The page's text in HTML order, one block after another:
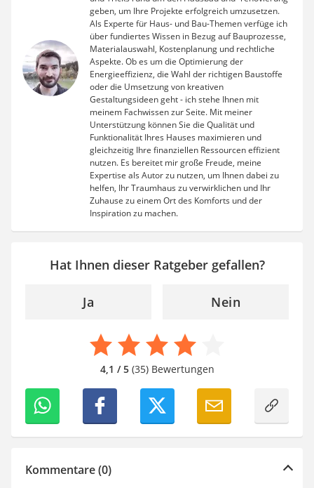
geben, um Ihre Projekte erfolgreich umzusetzen.
Als Experte für Haus- und Bau-Themen verfüge ich
über fundiertes Wissen in Bezug auf Bauprozesse,
Materialauswahl, Kostenplanung und rechtliche
Aspekte. Ob es um die Optimierung der
Energieeffizienz, die Wahl der richtigen Baustoffe
oder die Umsetzung von kreativen
Gestaltungsideen geht - ich stehe Ihnen mit
meinem Fachwissen zur Seite. Mit meiner
Unterstützung können Sie die Qualität und
Funktionalität Ihres Hauses maximieren und
gleichzeitig Ihre finanziellen Ressourcen effizient
nutzen. Es bereitet mir große Freude, meine
Expertise als Autor zu nutzen, um Ihnen dabei zu
helfen, Ihr Traumhaus zu verwirklichen und Ihr
Zuhause zu einem Ort des Komforts und der
Inspiration zu machen.
Hat Ihnen dieser Ratgeber gefallen?
Ja Nein
4,1 / 5(35) Bewertungen
Kommentare (0)